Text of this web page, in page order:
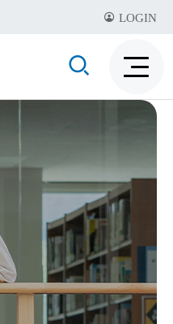
LOGIN
색
성
화
색